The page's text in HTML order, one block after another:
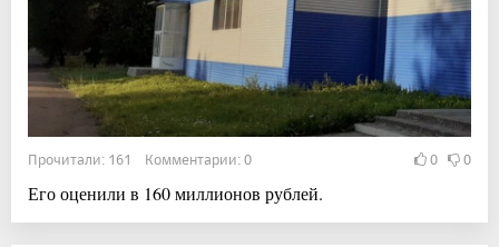
Прочитали: 161 Комментарии: 0 0 0
Его оценили в 160 миллионов рублей.